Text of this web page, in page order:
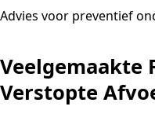
Advies voor preventief
Veelgemaakte
Verstopte